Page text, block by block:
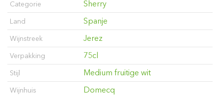
Categorie Sherry
Land Spanje
Wijnstreek Jerez
Verpakking 75cl
Stijl Medium fruitige wit
Wijnhuis Domecq